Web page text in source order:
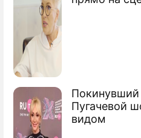
Пугачевой
видом